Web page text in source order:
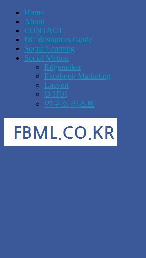
Home
About
CONTACT
DC Resources Guide
Social Learning
Social Metion
Edgeranker
Facebook Marketing
Lacvert
O HUI
연구소 리스트